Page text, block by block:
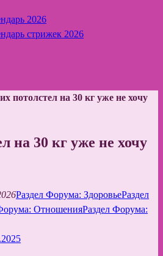
2026
стрижек 2026
потолстел на 30 кг уже не хочу
на 30 кг уже не хочу
Раздел Форума: ЗдоровьеРаздел
ОтношенияРаздел Форума: